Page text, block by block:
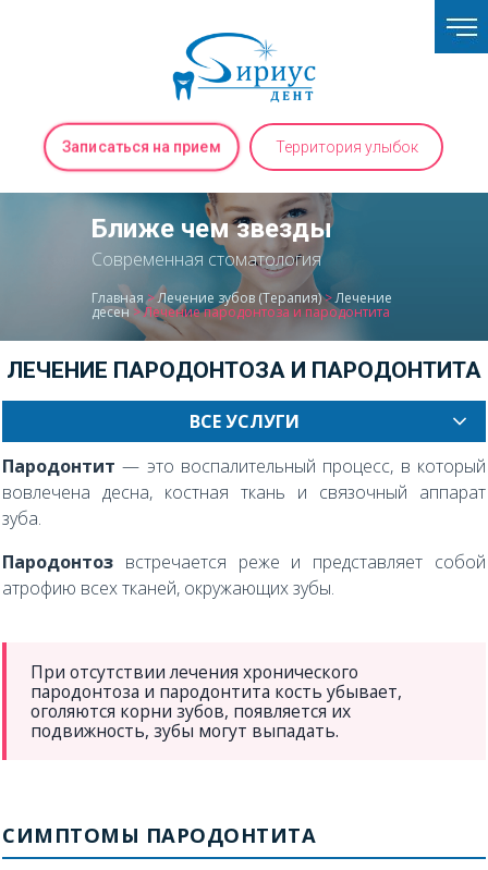
Записаться на прием Территория улыбок
Ближе чем звезды
Современная стоматология
Главная >Лечение зубов (Терапия)>Лечение
десен >Лечение пародонтоза и пародонтита
ЛЕЧЕНИЕ ПАРОДОНТОЗА И ПАРОДОНТИТА
ВСЕ УСЛУГИ
Пародонтит — это воспалительный процесс, в который
вовлечена десна, костная ткань и связочный аппарат
зуба.
Пародонтоз встречается реже и представляет собой
атрофию всех тканей, окружающих зубы.
При отсутствии лечения хронического
пародонтоза и пародонтита кость убывает,
оголяются корни зубов, появляется их
подвижность, зубы могут выпадать.
СИМПТОМЫ ПАРОДОНТИТА